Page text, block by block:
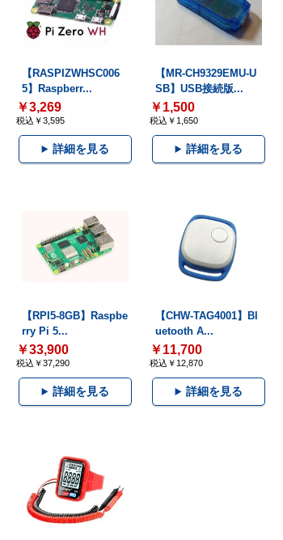
【RASPIZWHSC006
5】Raspberr...
￥3,269
税込￥3,595
詳細を見る
【MR-CH9329EMU-U
SB】USB接続版...
￥1,500
税込￥1,650
詳細を見る
【RPI5-8GB】Raspbe
rry Pi 5...
￥33,900
税込￥37,290
詳細を見る
【CHW-TAG4001】Bl
uetooth A...
￥11,700
税込￥12,870
詳細を見る